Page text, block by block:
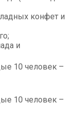
конфет и
и
10 человек –
10 человек –